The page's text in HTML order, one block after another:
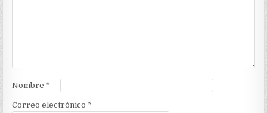
Nombre *
Correo electrónico *